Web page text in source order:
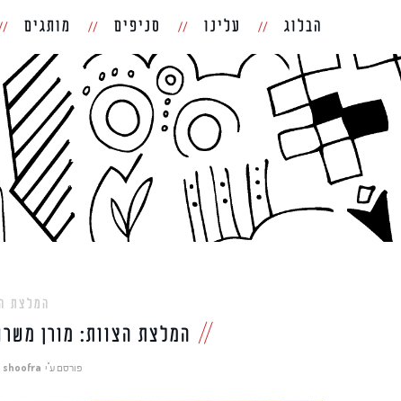
הבלוג עלינו סניפים מותגים
המלצת
המלצת הצוות: מורן
פורסם ע"י shoofra